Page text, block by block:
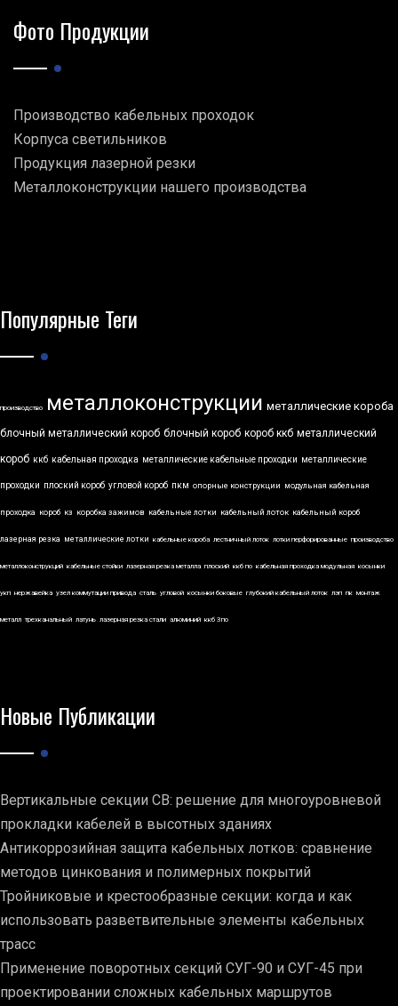
Фото Продукции
Производство кабельных проходок
Корпуса светильников
Продукция лазерной резки
Металлоконструкции нашего производства
Популярные Теги
производство металлоконструкции металлические короба
блочный металлический короб блочный короб короб ккб металлический
короб ккб кабельная проходка металлические кабельные проходки металлические
проходки плоский короб угловой короб пкм опорные конструкции модульная кабельная
проходка короб кз коробка зажимов кабельные лотки кабельный лоток кабельный короб
лазерная резка металлические лотки кабельные короба лестничный лоток лотки перфорированные производство
металлоконструкций кабельные стойки лазерная резка металла плоский ккб по кабельная проходка модульная косынки
укп нержавейка узел коммутации привода сталь угловой косынки боковые глубокий кабельный лоток лэп пк монтаж
металл трехканальный латунь лазерная резка стали алюминий ккб 3по
Новые Публикации
Вертикальные секции СВ: решение для многоуровневой
прокладки кабелей в высотных зданиях
Антикоррозийная защита кабельных лотков: сравнение
методов цинкования и полимерных покрытий
Тройниковые и крестообразные секции: когда и как
использовать разветвительные элементы кабельных
трасс
Применение поворотных секций СУГ-90 и СУГ-45 при
проектировании сложных кабельных маршрутов